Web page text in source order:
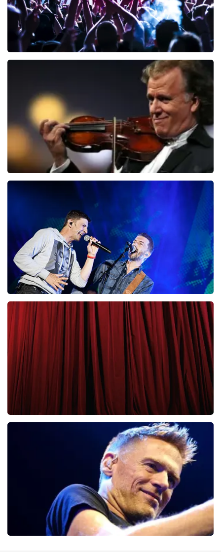
BESTEL NU
Andre Rieu
laatste 30 minuten
BESTEL NU
Clouseau
65